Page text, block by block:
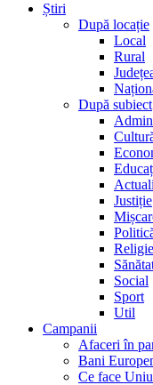
Știri
După locație
Local
Rural
După subiect
Justiție
Religie
Social
Sport
Util
Campanii
Afaceri în
Bani
Ce face